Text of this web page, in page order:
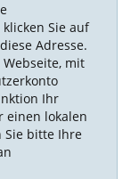
Sie auf
Adresse.
mit
Ihr
einen lokalen
Sie bitte Ihre